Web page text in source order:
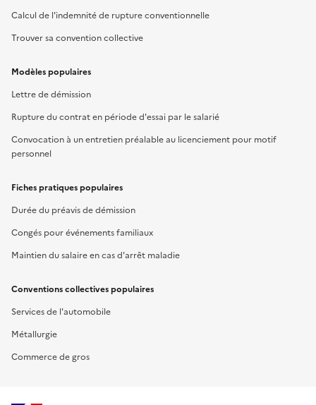
Calcul de l'indemnité de rupture conventionnelle
Trouver sa convention collective
Modèles populaires
Lettre de démission
Rupture du contrat en période d'essai par le salarié
Convocation à un entretien préalable au licenciement pour motif
personnel
Fiches pratiques populaires
Durée du préavis de démission
Congés pour événements familiaux
Maintien du salaire en cas d'arrêt maladie
Conventions collectives populaires
Services de l'automobile
Métallurgie
Commerce de gros